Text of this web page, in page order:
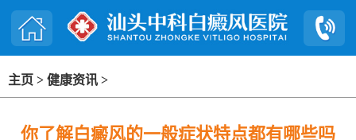
主页 > 健康资讯 >
你了解白癜风的一般症状特点都有哪些吗